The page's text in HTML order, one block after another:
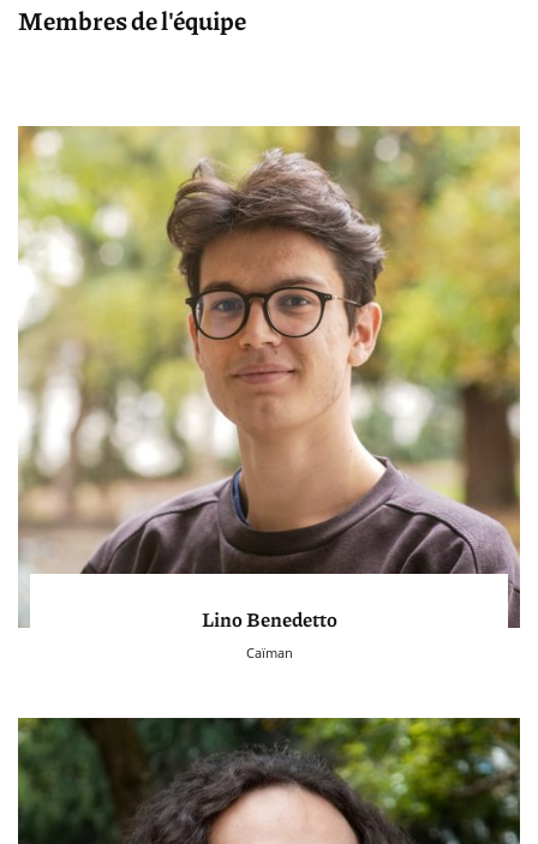
Membres de l'équipe
Lino Benedetto
Caïman